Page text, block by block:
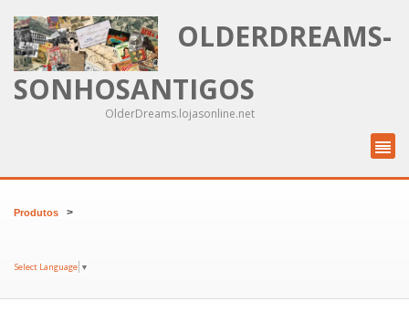
OLDERDREAMS-
SONHOSANTIGOS
OlderDreams.lojasonline.net
Produtos >
Select Language ▼